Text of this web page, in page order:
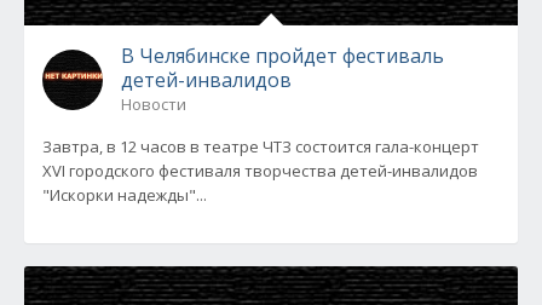
В Челябинске пройдет фестиваль
детей-инвалидов
Новости
Завтра, в 12 часов в театре ЧТЗ состоится гала-концерт
XVI городского фестиваля творчества детей-инвалидов
"Искорки надежды"...